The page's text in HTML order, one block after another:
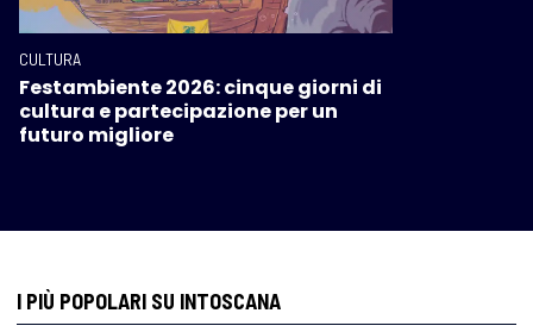
CULTURA
Festambiente 2026: cinque giorni di
cultura e partecipazione per un
futuro migliore
I PIÙ POPOLARI SU INTOSCANA